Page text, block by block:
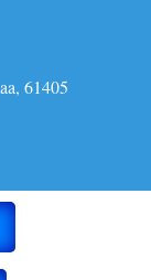
61405